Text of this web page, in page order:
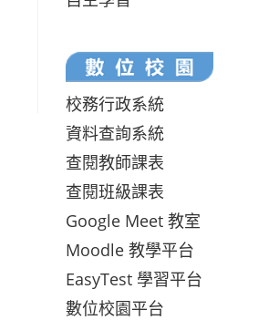
校務行政系統
資料查詢系統
查閱教師課表
查閱班級課表
Google Meet 教室
Moodle 教學平台
EasyTest 學習平台
數位校園平台